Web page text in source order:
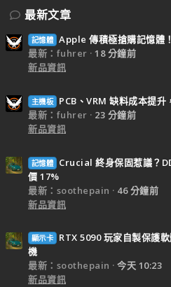
最新文章
記憶體 Apple 傳積極搶購記憶體
最新：fuhrer
18 分鐘前
新品資訊
主機板
PCB、VRM 缺料成本提
最新：fuhrer
23 分鐘前
新品資訊
記憶體
Crucial 終身保固惹議？
價 17%
最新：soothepain
46 分鐘前
新品資訊
顯示卡
RTX 5090 玩家自製保護
機
最新：soothepain
今天 10:23
新品資訊